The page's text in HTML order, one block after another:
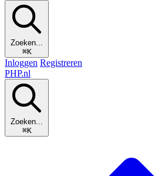
Zoeken...
⌘K
Inloggen Registreren
PHP.nl
Zoeken...
⌘K